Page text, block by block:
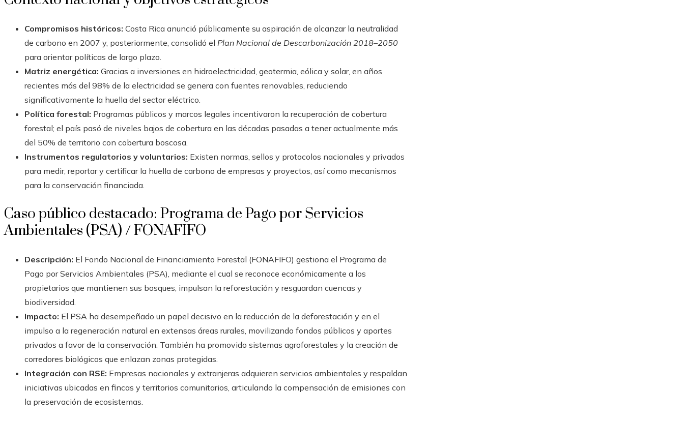
Compromisos históricos: Costa Rica anunció públicamente su aspiración de alcanzar la neutralidad
de carbono en 2007 y, posteriormente, consolidó el Plan Nacional de Descarbonización 2018–2050
para orientar políticas de largo plazo.
Matriz energética: Gracias a inversiones en hidroelectricidad, geotermia, eólica y solar, en años
recientes más del 98% de la electricidad se genera con fuentes renovables, reduciendo
significativamente la huella del sector eléctrico.
Política forestal: Programas públicos y marcos legales incentivaron la recuperación de cobertura
forestal; el país pasó de niveles bajos de cobertura en las décadas pasadas a tener actualmente más
del 50% de territorio con cobertura boscosa.
Instrumentos regulatorios y voluntarios: Existen normas, sellos y protocolos nacionales y privados
para medir, reportar y certificar la huella de carbono de empresas y proyectos, así como mecanismos
para la conservación financiada.
Caso público destacado: Programa de Pago por Servicios
Ambientales (PSA) / FONAFIFO
Descripción: El Fondo Nacional de Financiamiento Forestal (FONAFIFO) gestiona el Programa de
Pago por Servicios Ambientales (PSA), mediante el cual se reconoce económicamente a los
propietarios que mantienen sus bosques, impulsan la reforestación y resguardan cuencas y
biodiversidad.
Impacto: El PSA ha desempeñado un papel decisivo en la reducción de la deforestación y en el
impulso a la regeneración natural en extensas áreas rurales, movilizando fondos públicos y aportes
privados a favor de la conservación. También ha promovido sistemas agroforestales y la creación de
corredores biológicos que enlazan zonas protegidas.
Integración con RSE: Empresas nacionales y extranjeras adquieren servicios ambientales y respaldan
iniciativas ubicadas en fincas y territorios comunitarios, articulando la compensación de emisiones con
la preservación de ecosistemas.